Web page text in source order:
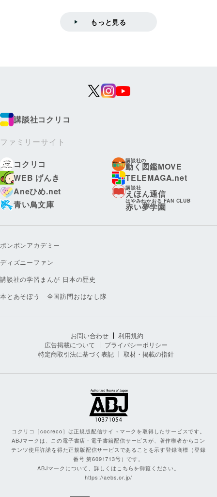
もっと見る
講談社コクリコ
ファミリーサイト
コクリコ
講談社の
動く図鑑MOVE
WEB げんき
TELEMAGA.net
Aneひめ.net
講談社
えほん通信
青い鳥文庫
はやみねかおる FAN CLUB
赤い夢学園
ボンボンアカデミー
ディズニーファン
講談社の学習まんが 日本の歴史
本とあそぼう 全国訪問おはなし隊
お問い合わせ
利用規約
広告掲載について
プライバシーポリシー
特定商取引法に基づく表記
取材・掲載の指針
コクリコ［cocreco］は正規版配信サイトマークを取得したサービスです。
ABJマークは、この電子書店・電子書籍配信サービスが、著作権者からコン
テンツ使用許諾を得た正規版配信サービスであることを示す登録商標（登録
番号 第6091713号）です。
ABJマークについて、詳しくはこちらを御覧ください。
https://aebs.or.jp/